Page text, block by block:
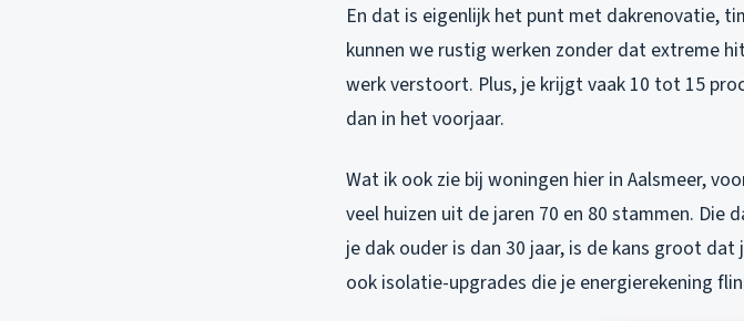
En dat is eigenlijk het punt met dakrenovatie,
kunnen we rustig werken zonder dat extreme
werk verstoort. Plus, je krijgt vaak 10 tot 15
dan in het voorjaar.
Wat ik ook zie bij woningen hier in Aalsmeer,
veel huizen uit de jaren 70 en 80 stammen. Die
je dak ouder is dan 30 jaar, is de kans groot
ook isolatie-upgrades die je energierekening